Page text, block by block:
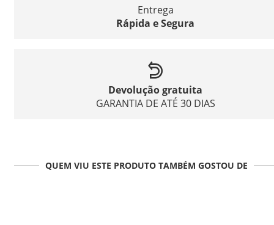
Entrega
Rápida e Segura
Devolução gratuita
GARANTIA DE ATÉ 30 DIAS
QUEM VIU ESTE PRODUTO TAMBÉM GOSTOU DE